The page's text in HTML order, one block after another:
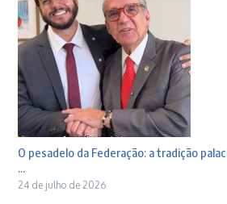
O pesadelo da Federação: a tradição
...
24 de julho de 2026